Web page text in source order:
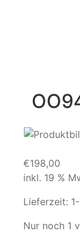
€198,00
inkl. 19 %
Lieferzeit:
Nur noch 1